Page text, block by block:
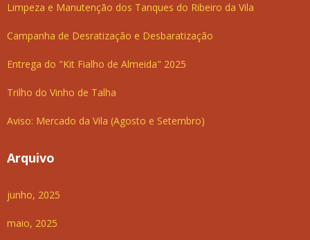
Limpeza e Manutenção dos Tanques do Ribeiro da Vila
Campanha de Desratização e Desbaratização
Entrega do "Kit Fialho de Almeida" 2025
Trilho do Vinho de Talha
Aviso: Mercado da Vila (Agosto e Setembro)
Arquivo
junho, 2025
maio, 2025